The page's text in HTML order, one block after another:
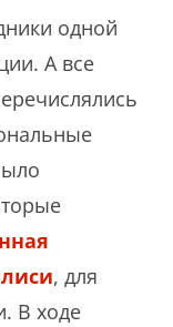
одной
А все
, для
В ходе